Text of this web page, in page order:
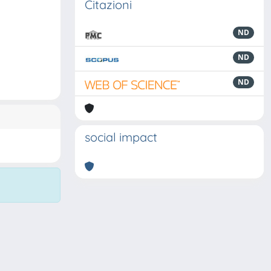
Citazioni
ND
ND
ND
social impact